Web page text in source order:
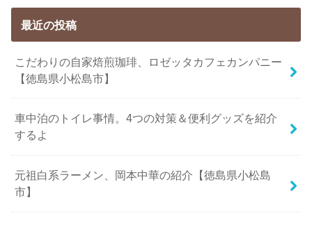
最近の投稿
こだわりの自家焙煎珈琲、ロゼッタカフェカンパニー
【徳島県小松島市】
車中泊のトイレ事情。4つの対策＆便利グッズを紹介
するよ
元祖白系ラーメン、岡本中華の紹介【徳島県小松島
市】